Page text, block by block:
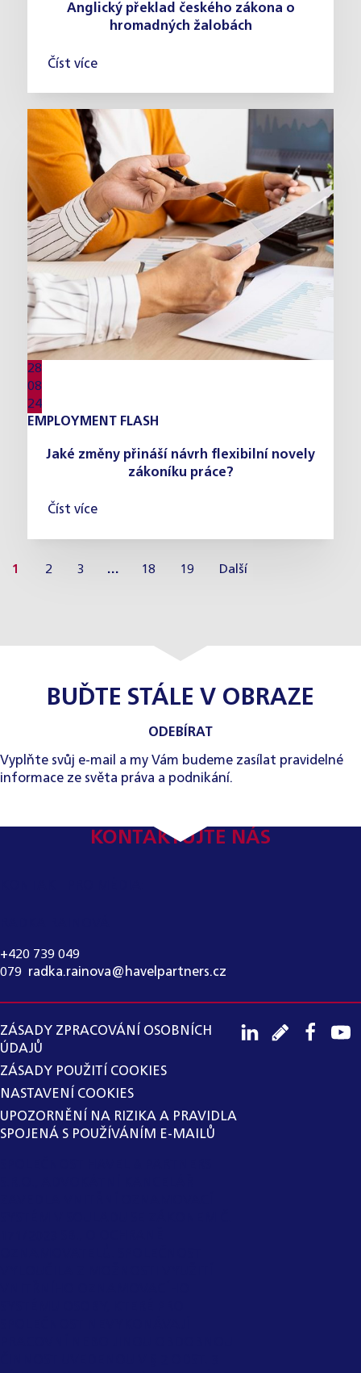
Anglický překlad českého zákona o
hromadných žalobách
Číst více
28
08
24
EMPLOYMENT FLASH
Jaké změny přináší návrh flexibilní novely
zákoníku práce?
Číst více
1 2 3 … 18 19 Další
BUĎTE STÁLE V OBRAZE
ODEBÍRAT
Vyplňte svůj e-mail a my Vám budeme zasílat pravidelné
informace ze světa práva a podnikání.
KONTAKTUJTE NÁS
+420 739 049
079 radka.rainova@havelpartners.cz
ZÁSADY ZPRACOVÁNÍ OSOBNÍCH
ÚDAJŮ
ZÁSADY POUŽITÍ COOKIES
NASTAVENÍ COOKIES
UPOZORNĚNÍ NA RIZIKA A PRAVIDLA
SPOJENÁ S POUŽÍVÁNÍM E-MAILŮ